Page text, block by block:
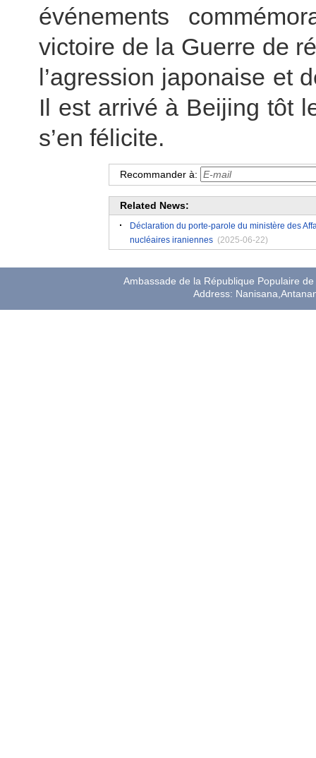
événements
victoire de la Guerre de
l’agression japonaise et
Il est arrivé à Beijing tôt
s’en félicite.
Recommander à:
Related News:
Déclaration du porte-parole du ministère des
nucléaires iraniennes (2025-06-22)
Ambassade de la République Populaire
Address: